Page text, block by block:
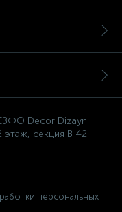
Decor Dizayn
этаж, секция В 42
персональных